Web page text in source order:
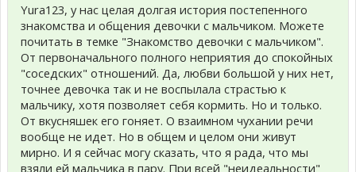
Yura123, у нас целая долгая история постепенного
знакомства и общения девочки с мальчиком. Можете
почитать в темке "Знакомство девочки с мальчиком".
От первоначального полного неприятия до спокойных
"соседских" отношений. Да, любви большой у них нет,
точнее девочка так и не воспылала страстью к
мальчику, хотя позволяет себя кормить. Но и только.
От вкусняшек его гоняет. О взаимном чухании речи
вообще не идет. Но в общем и целом они живут
мирно. И я сейчас могу сказать, что я рада, что мы
взяли ей мальчика в пару. При всей "неидеальности"